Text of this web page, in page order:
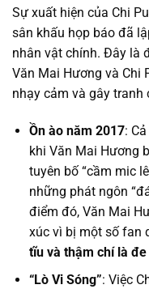
Sự xuất hiện của Chi
sân khấu họp báo đã
nhân vật chính. Đây là
Văn Mai Hương và Chi
nhạy cảm và gây tranh
Ồn ào năm 2017:
khi Văn Mai Hương
tuyên bố “cầm mic
những phát ngôn
điểm đó, Văn Mai
xúc vì bị một số fan
tĩu và thậm chí là
“Lò Vi Sóng”: Việc